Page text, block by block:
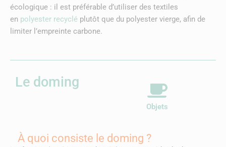
écologique : il est préférable d’utiliser des textiles
en polyester recyclé plutôt que du polyester vierge, afin de
limiter l’empreinte carbone.
Le doming
Objets
À quoi consiste le doming ?